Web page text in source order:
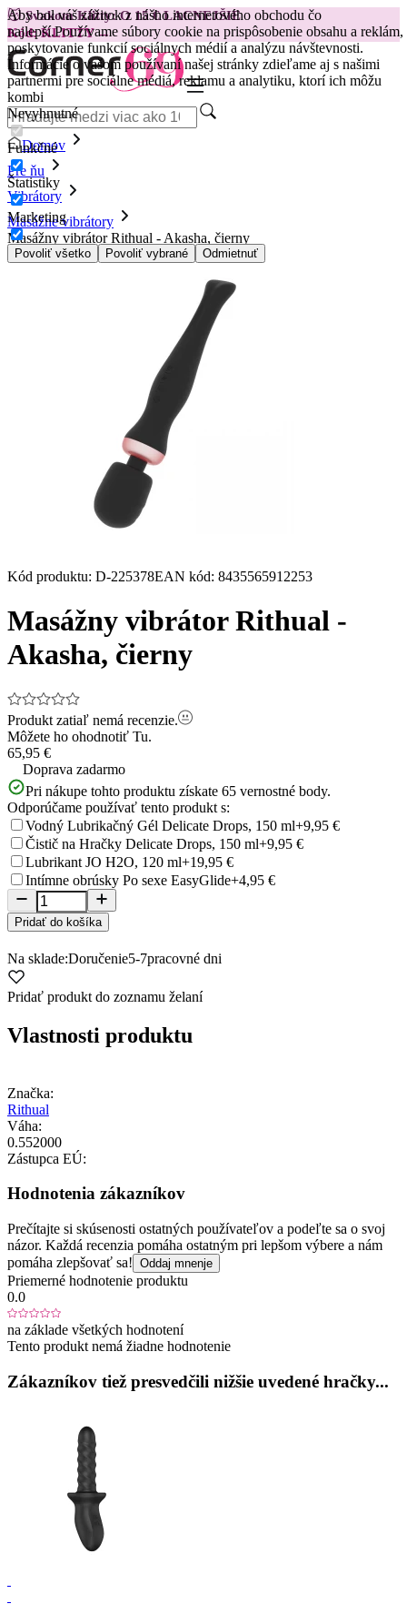
Aby bol váš zážitok z nášho internetového obchodu čo
najlepší.Používame súbory cookie na prispôsobenie obsahu a reklám,
poskytovanie funkcií sociálnych médií a analýzu návštevnosti.
Informácie o vašom používaní našej stránky zdieľame aj s našimi
partnermi pre sociálne médiá, reklamu a analytiku, ktorí ich môžu
kombi
Nevyhnutné
Funkčné
Štatistiky
Marketing
Povoliť všetko Povoliť vybrané Odmietnuť
😽Svakom Klitty: O 15 € LACNEJŠIE
Kód: KLITTY →
Domov
Pre ňu
Vibrátory
Masážne vibrátory
Masážny vibrátor Rithual - Akasha, čierny
Kód produktu: D-225378EAN kód: 8435565912253
Masážny vibrátor Rithual -
Akasha, čierny
Produkt zatiaľ nemá recenzie.
Môžete ho ohodnotiť Tu.
65,95 €
Doprava zadarmo
Pri nákupe tohto produktu získate 65 vernostné body.
Odporúčame používať tento produkt s:
Vodný Lubrikačný Gél Delicate Drops, 150 ml+9,95 €
Čistič na Hračky Delicate Drops, 150 ml+9,95 €
Lubrikant JO H2O, 120 ml+19,95 €
Intímne obrúsky Po sexe EasyGlide+4,95 €
Pridať do košíka
Na sklade:Doručenie5-7pracovné dni
Pridať produkt do zoznamu želaní
Vlastnosti produktu
Značka:
Rithual
Váha:
0.552000
Zástupca EÚ:
Hodnotenia zákazníkov
Prečítajte si skúsenosti ostatných používateľov a podeľte sa o svoj
názor. Každá recenzia pomáha ostatným pri lepšom výbere a nám
pomáha zlepšovať sa! Oddaj mnenje
Priemerné hodnotenie produktu
0.0
na základe všetkých hodnotení
Tento produkt nemá žiadne hodnotenie
Zákazníkov tiež presvedčili nižšie uvedené hračky...